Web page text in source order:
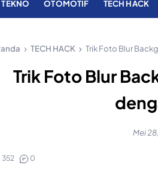
TEKNO OTOMOTIF TECH HACK
TECH HACK Trik Foto Blur
Trik Foto Blur
Mei
352 0